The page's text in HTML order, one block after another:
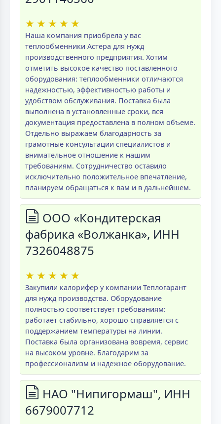
★ ★ ★ ★ ★
Наша компания приобрела у вас
теплообменники Астера для нужд
производственного предприятия. Хотим
отметить высокое качество поставленного
оборудования: теплообменники отличаются
надежностью, эффективностью работы и
удобством обслуживания. Поставка была
выполнена в установленные сроки, вся
документация предоставлена в полном объеме.
Отдельно выражаем благодарность за
грамотные консультации специалистов и
внимательное отношение к нашим
требованиям. Сотрудничество оставило
исключительно положительное впечатление,
планируем обращаться к вам и в дальнейшем.
ООО «Кондитерская
фабрика «Волжанка», ИНН
7326048875
★ ★ ★ ★ ★
Закупили калорифер у компании Теплогарант
для нужд производства. Оборудование
полностью соответствует требованиям:
работает стабильно, хорошо справляется с
поддержанием температуры на линии.
Поставка была организована вовремя, сервис
на высоком уровне. Благодарим за
профессионализм и надежное оборудование.
НАО "Нипигормаш", ИНН
6679007712